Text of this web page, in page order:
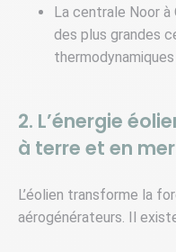
La centrale Noor à
des plus grandes
2. L’énergie
à terre et en mer
L’éolien transforme la
aérogénérateurs. Il